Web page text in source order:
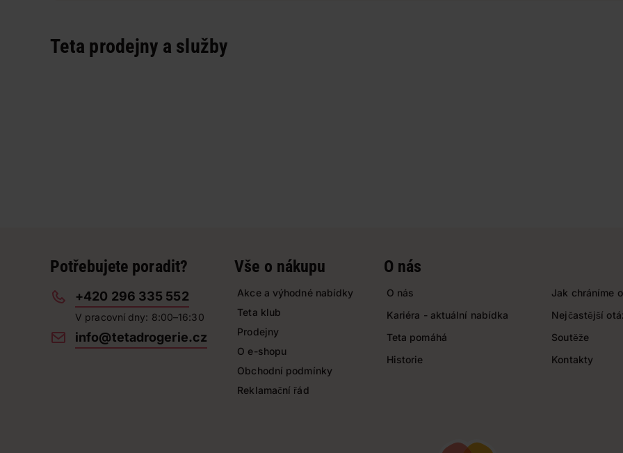
Teta prodejny a služby
Potřebujete poradit?
+420 296 335 552
V pracovní dny: 8:00–16:30
info@tetadrogerie.cz
Vše o nákupu
Akce a výhodné nabídky
Teta klub
Prodejny
O e-shopu
Obchodní podmínky
Reklamační řád
O nás
O nás
Kariéra - aktuální nabídka
Teta pomáhá
Historie
Jak chráníme
Nejčastější
Soutěže
Kontakty